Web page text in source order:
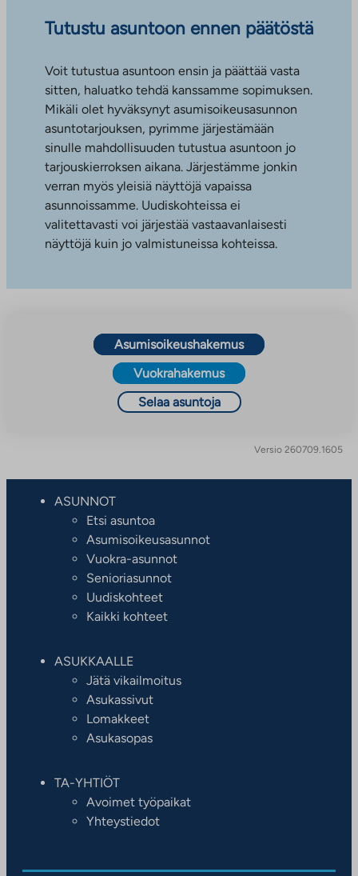
Tutustu asuntoon ennen päätöstä
Voit tutustua asuntoon ensin ja päättää vasta
sitten, haluatko tehdä kanssamme sopimuksen.
Mikäli olet hyväksynyt asumisoikeusasunnon
asuntotarjouksen, pyrimme järjestämään
sinulle mahdollisuuden tutustua asuntoon jo
tarjouskierroksen aikana. Järjestämme jonkin
verran myös yleisiä näyttöjä vapaissa
asunnoissamme. Uudiskohteissa ei
valitettavasti voi järjestää vastaavanlaisesti
näyttöjä kuin jo valmistuneissa kohteissa.
Asumisoikeushakemus
Vuokrahakemus
Selaa asuntoja
Versio 260709.1605
ASUNNOT
Etsi asuntoa
Asumisoikeusasunnot
Vuokra-asunnot
Senioriasunnot
Uudiskohteet
Kaikki kohteet
ASUKKAALLE
Jätä vikailmoitus
Asukassivut
Lomakkeet
Asukasopas
TA-YHTIÖT
Avoimet työpaikat
Yhteystiedot